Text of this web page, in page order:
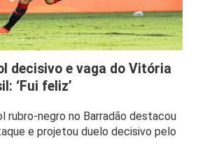
decisivo e vaga do Vitória
‘Fui feliz’
rubro-negro no Barradão destacou
e projetou duelo decisivo pelo